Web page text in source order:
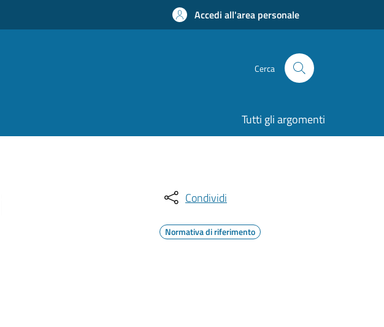
Accedi all'area personale
Cerca
Tutti gli argomenti
Condividi
Normativa di riferimento